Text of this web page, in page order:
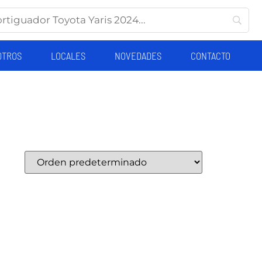
LOCALES NOVEDADES CONTACTO